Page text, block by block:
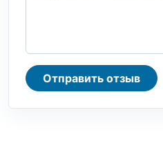
Отправить отзыв